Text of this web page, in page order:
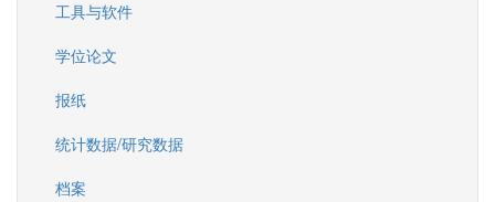
工具与软件
学位论文
报纸
统计数据/研究数据
档案